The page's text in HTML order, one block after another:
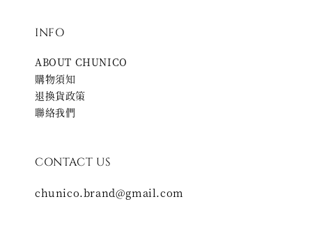
INFO
ABOUT CHUNICO
購物須知
退換貨政策
聯絡我們
CONTACT US
chunico.brand@gmail.com